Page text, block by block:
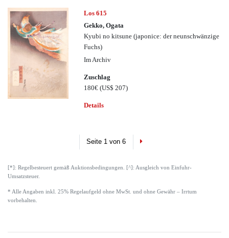
Los 615
Gekko, Ogata
Kyubi no kitsune (japonice: der neunschwänzige
Fuchs)
Im Archiv
Zuschlag
180€(US$ 207)
Details
Seite 1 von 6 Next
[*]: Regelbesteuert gemäß Auktionsbedingungen. [^]: Ausgleich von Einfuhr-
Umsatzsteuer.
* Alle Angaben inkl. 25% Regelaufgeld ohne MwSt. und ohne Gewähr – Irrtum
vorbehalten.